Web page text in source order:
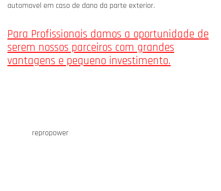
automovel em caso de dano da parte exterior.
Para Profissionais damos a oportunidade de
serem nossos parceiros com grandes
vantagens e pequeno investimento.
repropower